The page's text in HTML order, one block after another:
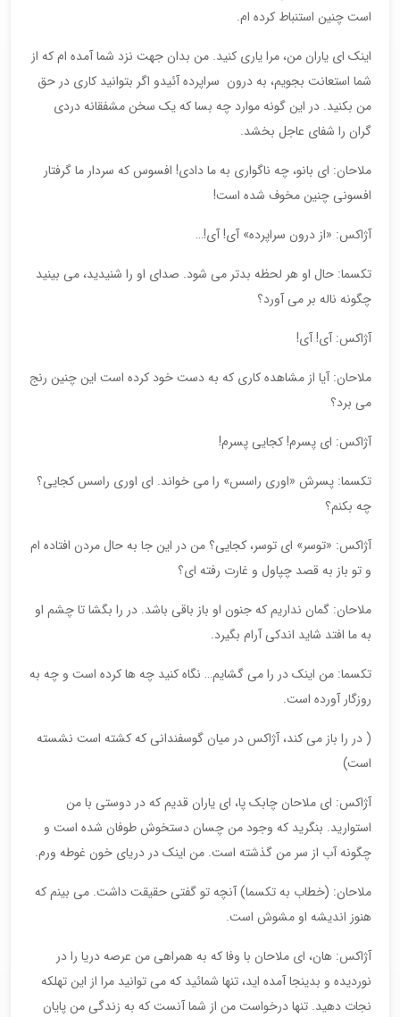
است چنین استنباط کرده ام.
اینک ای یاران من، مرا یاری کنید. من بدان جهت نزد شما آمده ام که از
شما استعانت بجویم، به درون سراپرده آئیدو اگر بتوانید کاری در حق
من بکنید. در این گونه موارد چه بسا که یک سخن مشفقانه دردی
گران را شفای عاجل بخشد.
ملاحان: ای بانو، چه ناگواری به ما دادی! افسوس که سردار ما گرفتار
افسونی چنین مخوف شده است!
آژاکس: «از درون سراپرده» آی! آی!…
تکسما: حال او هر لحظه بدتر می شود. صدای او را شنیدید، می بینید
چگونه ناله بر می آورد؟
آژاکس: آی! آی!
ملاحان: آیا از مشاهده کاری که به دست خود کرده است این چنین رنج
می برد؟
آژاکس: ای پسرم! کجایی پسرم!
تکسما: پسرش «اوری راسس» را می خواند. ای اوری راسس کجایی؟
چه بکنم؟
آژاکس: «توسر» ای توسر، کجایی؟ من در این جا به حال مردن افتاده ام
و تو باز به قصد چپاول و غارت رفته ای؟
ملاحان: گمان نداریم که جنون او باز باقی باشد. در را بگشا تا چشم او
به ما افتد شاید اندکی آرام بگیرد.
تکسما: من اینک در را می گشایم… نگاه کنید چه ها کرده است و چه به
روزگار آورده است.
( در را باز می کند، آژاکس در میان گوسفندانی که کشته است نشسته
است)
آژاکس: ای ملاحان چابک پا، ای یاران قدیم که در دوستی با من
استوارید. بنگرید که وجود من چسان دستخوش طوفان شده است و
چگونه آب از سر من گذشته است. من اینک در دریای خون غوطه ورم.
ملاحان: (خطاب به تکسما) آنچه تو گفتی حقیقت داشت. می بینم که
هنوز اندیشه او مشوش است.
آژاکس: هان، ای ملاحان با وفا که به همراهی من عرصه دریا را در
نوردیده و بدینجا آمده اید، تنها شمائید که می توانید مرا از این تهلکه
نجات دهید. تنها درخواست من از شما آنست که به زندگی من پایان